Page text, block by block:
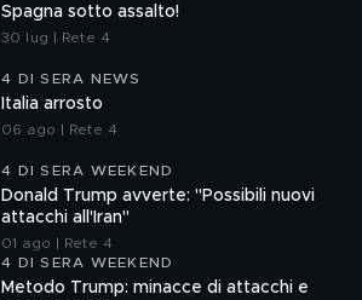
Spagna sotto assalto!
30 lug | Rete 4
4 DI SERA NEWS
Italia arrosto
06 ago | Rete 4
4 DI SERA WEEKEND
Donald Trump avverte: "Possibili nuovi
attacchi all'Iran"
01 ago | Rete 4
4 DI SERA WEEKEND
Metodo Trump: minacce di attacchi e